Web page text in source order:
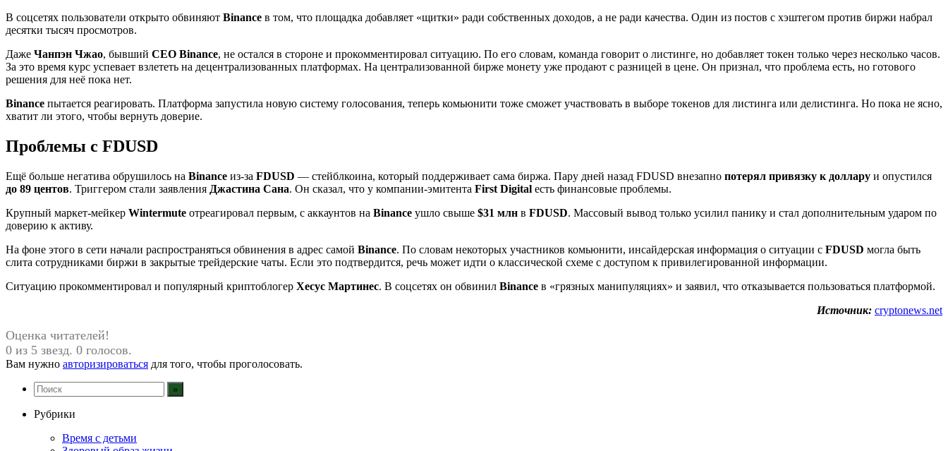
В соцсетях пользователи открыто обвиняют Binance в том, что площадка добавляет «щитки» ради собственных доходов, а не ради качества. Один из постов с хэштегом против биржи набрал
десятки тысяч просмотров.
Даже Чанпэн Чжао, бывший CEO Binance, не остался в стороне и прокомментировал ситуацию. По его словам, команда говорит о листинге, но добавляет токен только через несколько часов.
За это время курс успевает взлететь на децентрализованных платформах. На централизованной бирже монету уже продают с разницей в цене. Он признал, что проблема есть, но готового
решения для неё пока нет.
Binance пытается реагировать. Платформа запустила новую систему голосования, теперь комьюнити тоже сможет участвовать в выборе токенов для листинга или делистинга. Но пока не ясно,
хватит ли этого, чтобы вернуть доверие.
Проблемы с FDUSD
Ещё больше негатива обрушилось на Binance из-за FDUSD — стейблкоина, который поддерживает сама биржа. Пару дней назад FDUSD внезапно потерял привязку к доллару и опустился
до 89 центов. Триггером стали заявления Джастина Сана. Он сказал, что у компании-эмитента First Digital есть финансовые проблемы.
Крупный маркет-мейкер Wintermute отреагировал первым, с аккаунтов на Binance ушло свыше $31 млн в FDUSD. Массовый вывод только усилил панику и стал дополнительным ударом по
доверию к активу.
На фоне этого в сети начали распространяться обвинения в адрес самой Binance. По словам некоторых участников комьюнити, инсайдерская информация о ситуации с FDUSD могла быть
слита сотрудниками биржи в закрытые трейдерские чаты. Если это подтвердится, речь может идти о классической схеме с доступом к привилегированной информации.
Ситуацию прокомментировал и популярный криптоблогер Хесус Мартинес. В соцсетях он обвинил Binance в «грязных манипуляциях» и заявил, что отказывается пользоваться платформой.
Источник: cryptonews.net
Оценка читателей!
0 из 5 звезд. 0 голосов.
Вам нужно авторизироваться для того, чтобы проголосовать.
Рубрики
Время с детьми